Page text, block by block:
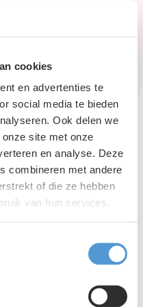
cookies
en advertenties te
social media te bieden
Ook delen we
site met onze
en analyse. Deze
combineren met andere
of die ze hebben
van hun services.
mee. Laat je e-mail
zo spoedig